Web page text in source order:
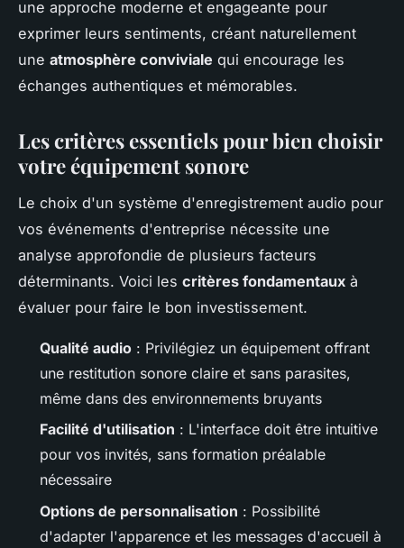
une approche moderne et engageante pour
exprimer leurs sentiments, créant naturellement
une atmosphère conviviale qui encourage les
échanges authentiques et mémorables.
Les critères essentiels pour bien choisir
votre équipement sonore
Le choix d'un système d'enregistrement audio pour
vos événements d'entreprise nécessite une
analyse approfondie de plusieurs facteurs
déterminants. Voici les critères fondamentaux à
évaluer pour faire le bon investissement.
Qualité audio : Privilégiez un équipement offrant
une restitution sonore claire et sans parasites,
même dans des environnements bruyants
Facilité d'utilisation : L'interface doit être intuitive
pour vos invités, sans formation préalable
nécessaire
Options de personnalisation : Possibilité
d'adapter l'apparence et les messages d'accueil à